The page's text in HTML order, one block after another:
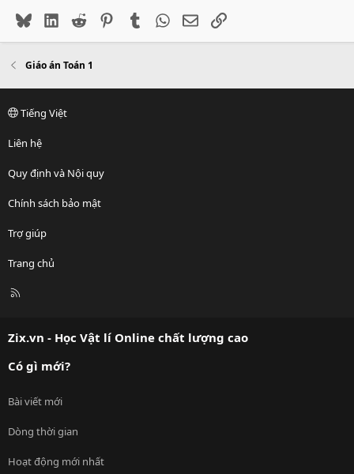
BlueskyLinkedIn
Reddit PinterestTumblr WhatsApp
EmailLink
Giáo án Toán 1
Tiếng Việt
Liên hệ
Quy định và Nội quy
Chính sách bảo mật
Trợ giúp
Trang chủ
R
Zix.vn - Học Vật lí Online chất lượng cao
Có gì mới?
Bài viết mới
Dòng thời gian
Hoạt động mới nhất